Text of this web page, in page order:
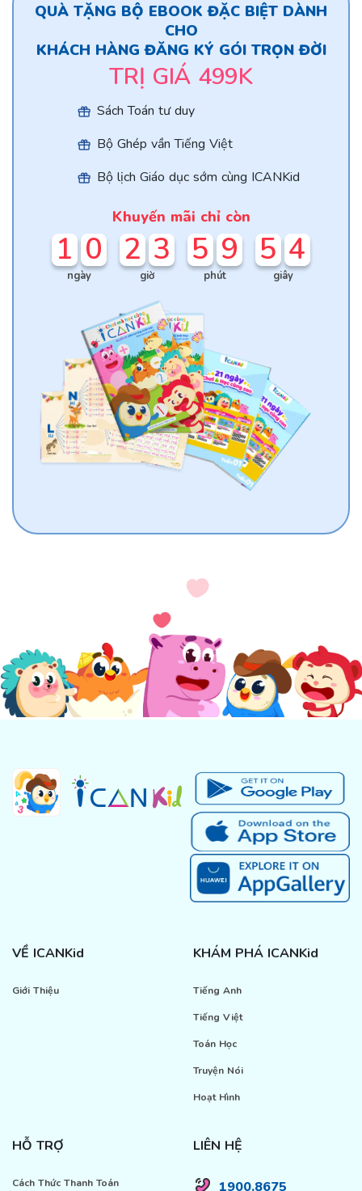
QUÀ TẶNG BỘ EBOOK ĐẶC BIỆT DÀNH
CHO
KHÁCH HÀNG ĐĂNG KÝ GÓI TRỌN ĐỜI
TRỊ GIÁ 499K
Sách Toán tư duy
Bộ Ghép vần Tiếng Việt
Bộ lịch Giáo dục sớm cùng ICANKid
Khuyến mãi chỉ còn
1 0
ngày
2 3
giờ
5 9
phút
5 3
giây
VỀ ICANKid
Giới Thiệu
KHÁM PHÁ ICANKid
Tiếng Anh
Tiếng Việt
Toán Học
Truyện Nói
Hoạt Hình
HỖ TRỢ
Cách Thức Thanh Toán
LIÊN HỆ
1900.8675